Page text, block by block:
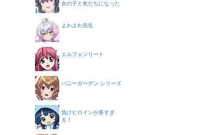
女の子と友だちになった
よわよわ先生
エルフェンリート
バニーガーデン シリーズ
負けヒロインが多すぎ
る！